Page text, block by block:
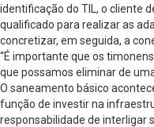
identificação do TIL, o cliente
qualificado para realizar as
concretizar, em seguida, a
“É importante que os
que possamos eliminar de
O saneamento básico
função de investir na
responsabilidade de interligar